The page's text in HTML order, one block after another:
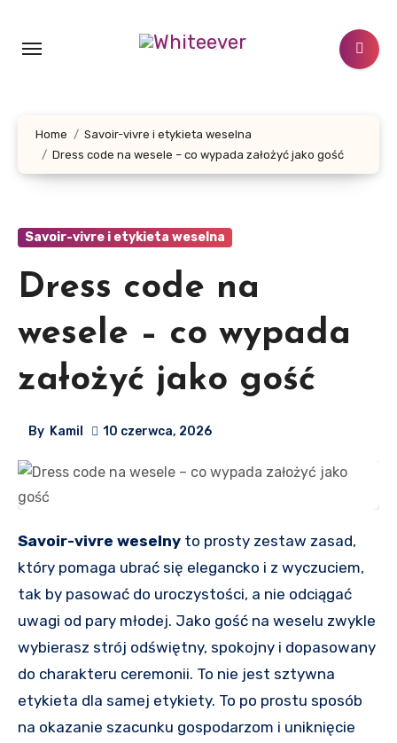
content
Home
Savoir-vivre i etykieta weselna
Dress code na wesele – co wypada założyć jako gość
Savoir-vivre i etykieta weselna
Dress code na
wesele – co wypada
założyć jako gość
By Kamil 10 czerwca, 2026
Savoir-vivre weselny to prosty zestaw zasad,
który pomaga ubrać się elegancko i z wyczuciem,
tak by pasować do uroczystości, a nie odciągać
uwagi od pary młodej. Jako gość na weselu zwykle
wybierasz strój odświętny, spokojny i dopasowany
do charakteru ceremonii. To nie jest sztywna
etykieta dla samej etykiety. To po prostu sposób
na okazanie szacunku gospodarzom i uniknięcie